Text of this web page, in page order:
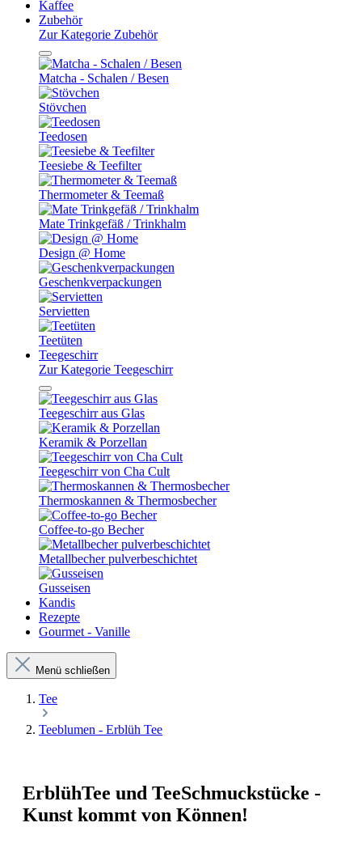
Kaffee
Zubehör
Zur Kategorie Zubehör
Matcha - Schalen / Besen
Stövchen
Teedosen
Teesiebe & Teefilter
Thermometer & Teemaß
Mate Trinkgefäß / Trinkhalm
Design @ Home
Geschenkverpackungen
Servietten
Teetüten
Teegeschirr
Zur Kategorie Teegeschirr
Teegeschirr aus Glas
Keramik & Porzellan
Teegeschirr von Cha Cult
Thermoskannen & Thermosbecher
Coffee-to-go Becher
Metallbecher pulverbeschichtet
Gusseisen
Kandis
Rezepte
Gourmet - Vanille
Menü schließen
Tee
Teeblumen - Erblüh Tee
ErblühTee und TeeSchmuckstücke -
Kunst kommt von Können!